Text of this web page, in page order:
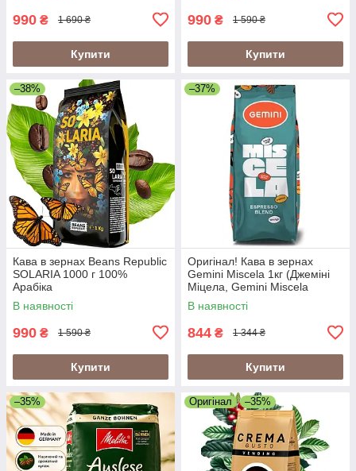
990 ₴ 1 690 ₴
Купити
990 ₴ 1 590 ₴
Купити
–38%
Кава в зернах Beans Republic
SOLARIA 1000 г 100%
Арабіка
В наявності
990 ₴ 1 590 ₴
Купити
–37%
Оригінал! Кава в зернах
Gemini Miscela 1кг (Джеміні
Міцела, Gemini Miscela
Espresso), 60% арабіка/40%
робуста
В наявності
844 ₴ 1 344 ₴
Купити
–35% Оригінал –35%